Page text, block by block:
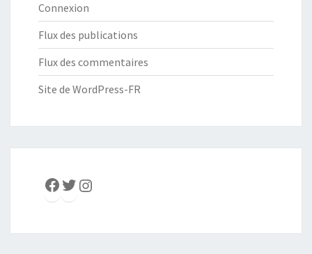
Connexion
Flux des publications
Flux des commentaires
Site de WordPress-FR
Facebook
Twitter
Instagram